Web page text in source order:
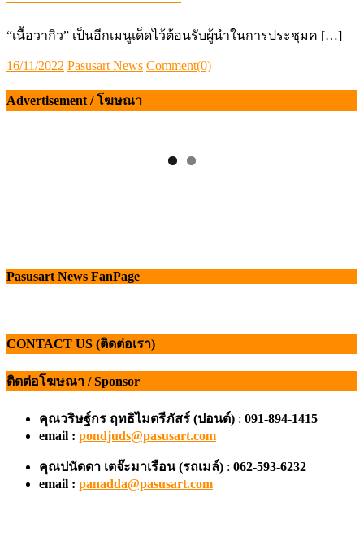
“เนื้อวากิว” เป็นอีกเมนูเด็ดไว้ต้อนรับผู้นำในการประชุมค […]
Posted
16/11/2022 Author
Pasusart News Comment(0)
Advertisement / โฆษณา
Pasusart News FanPage
CONTACT US (ติดต่อเรา)
ติดต่อโฆษณา / Sponsor
คุณวริษฐ์กร ฤทธิไมตรีภัสร์ (ปอนด์) : 091-894-1415
email : pondjuds@pasusart.com
คุณปนัดดา เตจ๊ะมาเรือน (รถเมล์) : 062-593-6232
email : panadda@pasusart.com